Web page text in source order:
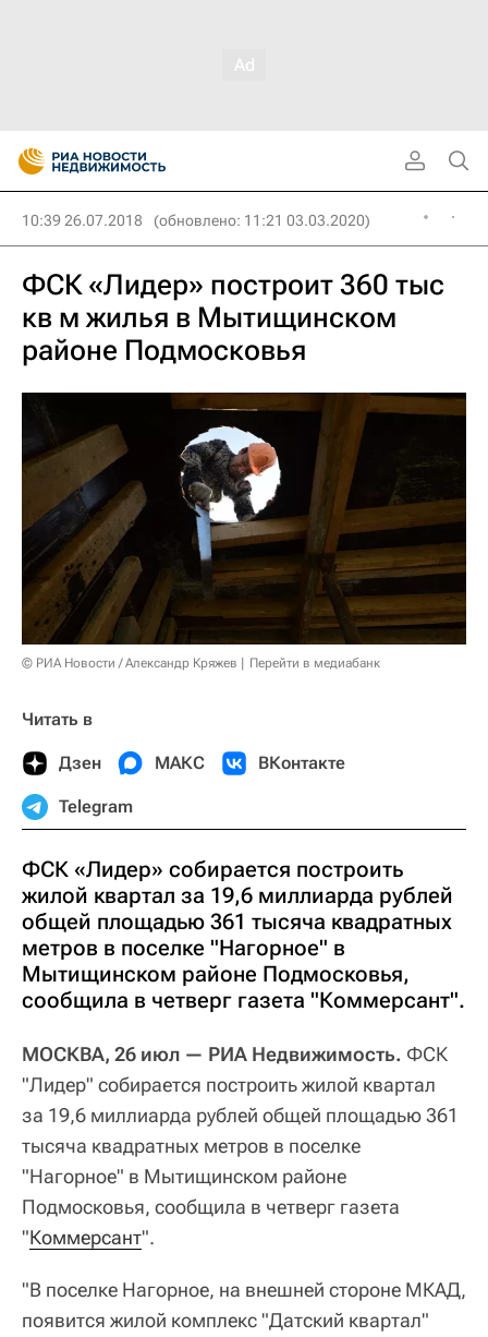
10:39 26.07.2018 (обновлено: 11:21 03.03.2020)
ФСК «Лидер» построит 360 тыс
кв м жилья в Мытищинском
районе Подмосковья
© РИА Новости / Александр Кряжев Перейти в медиабанк
Читать в
Дзен МАКС ВКонтакте
Telegram
ФСК «Лидер» собирается построить
жилой квартал за 19,6 миллиарда рублей
общей площадью 361 тысяча квадратных
метров в поселке "Нагорное" в
Мытищинском районе Подмосковья,
сообщила в четверг газета "Коммерсант".
МОСКВА, 26 июл — РИА Недвижимость. ФСК
"Лидер" собирается построить жилой квартал
за 19,6 миллиарда рублей общей площадью 361
тысяча квадратных метров в поселке
"Нагорное" в Мытищинском районе
Подмосковья, сообщила в четверг газета
"Коммерсант".
"В поселке Нагорное, на внешней стороне МКАД,
появится жилой комплекс "Датский квартал"